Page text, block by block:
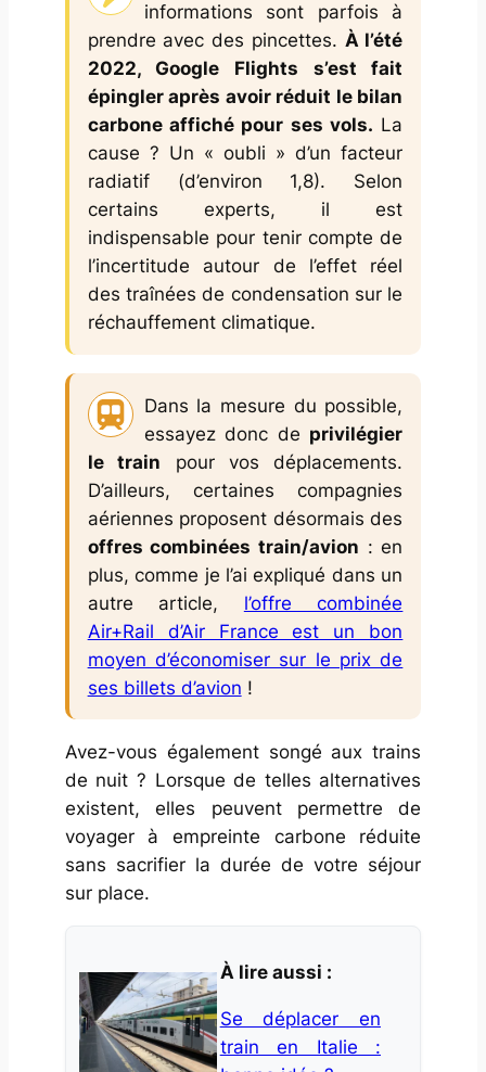
informations sont parfois à
prendre avec des pincettes. À l’été
2022, Google Flights s’est fait
épingler après avoir réduit le bilan
carbone affiché pour ses vols. La
cause ? Un « oubli » d’un facteur
radiatif (d’environ 1,8). Selon
certains experts, il est
indispensable pour tenir compte de
l’incertitude autour de l’effet réel
des traînées de condensation sur le
réchauffement climatique.
Dans la mesure du possible,
essayez donc de privilégier
le train pour vos déplacements.
D’ailleurs, certaines compagnies
aériennes proposent désormais des
offres combinées train/avion : en
plus, comme je l’ai expliqué dans un
autre article, l’offre combinée
Air+Rail d’Air France est un bon
moyen d’économiser sur le prix de
ses billets d’avion !
Avez-vous également songé aux trains
de nuit ? Lorsque de telles alternatives
existent, elles peuvent permettre de
voyager à empreinte carbone réduite
sans sacrifier la durée de votre séjour
sur place.
À lire aussi :
Se déplacer en
train en Italie :